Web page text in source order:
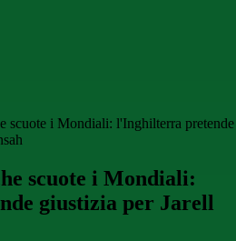
scuote i Mondiali: l'Inghilterra pretende
scuote i Mondiali:
giustizia per Jarell